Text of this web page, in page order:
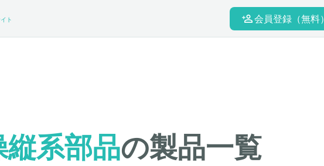
ト 会員登録（無料）
縦系部品の製品一覧